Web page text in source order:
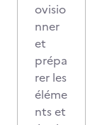
ovisio
nner
et
prépa
rer les
éléme
nts et